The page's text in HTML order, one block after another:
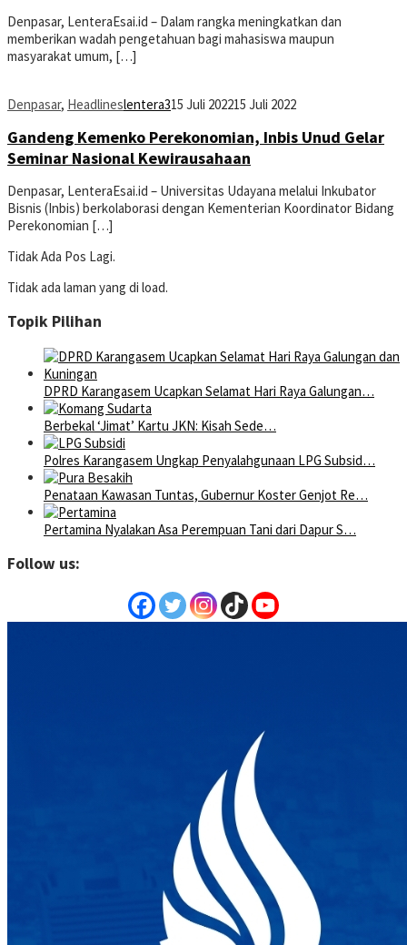
Denpasar, LenteraEsai.id – Dalam rangka meningkatkan dan
memberikan wadah pengetahuan bagi mahasiswa maupun
masyarakat umum, […]
Denpasar, Headlineslentera315 Juli 202215 Juli 2022
Gandeng Kemenko Perekonomian, Inbis Unud Gelar
Seminar Nasional Kewirausahaan
Denpasar, LenteraEsai.id – Universitas Udayana melalui Inkubator
Bisnis (Inbis) berkolaborasi dengan Kementerian Koordinator Bidang
Perekonomian […]
Tidak Ada Pos Lagi.
Tidak ada laman yang di load.
Topik Pilihan
DPRD Karangasem Ucapkan Selamat Hari Raya Galungan…
Berbekal ‘Jimat’ Kartu JKN: Kisah Sede…
Polres Karangasem Ungkap Penyalahgunaan LPG Subsid…
Penataan Kawasan Tuntas, Gubernur Koster Genjot Re…
Pertamina Nyalakan Asa Perempuan Tani dari Dapur S…
Follow us: